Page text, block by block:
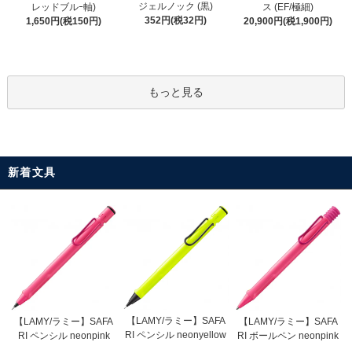
レッドブルｰ軸)
1,650円(税150円)
ジェルノック (黒)
352円(税32円)
ス (EF/極細)
20,900円(税1,900円)
もっと見る
新着文具
【LAMY/ラミー】SAFA
RI ペンシル neonpink
【LAMY/ラミー】SAFA
RI ペンシル neonyellow
【LAMY/ラミー】SAFA
RI ボールペン neonpink